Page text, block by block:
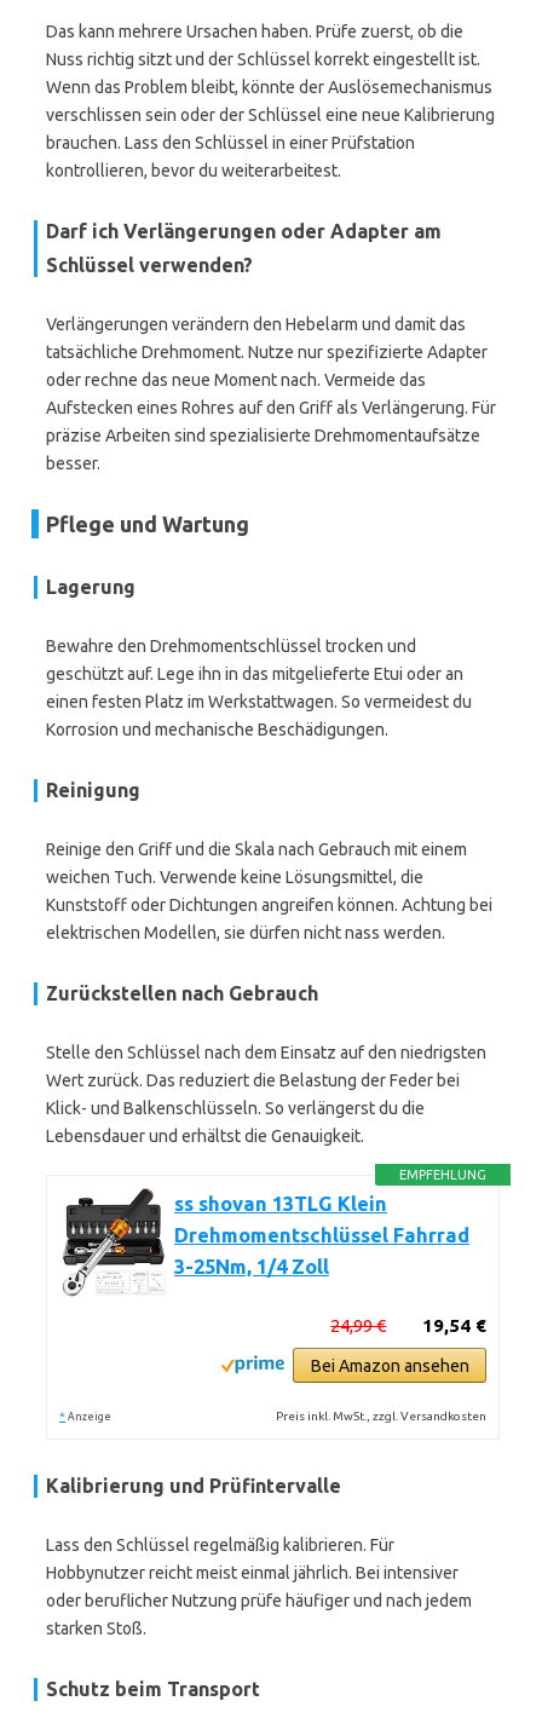
Das kann mehrere Ursachen haben. Prüfe zuerst, ob die
Nuss richtig sitzt und der Schlüssel korrekt eingestellt ist.
Wenn das Problem bleibt, könnte der Auslösemechanismus
verschlissen sein oder der Schlüssel eine neue Kalibrierung
brauchen. Lass den Schlüssel in einer Prüfstation
kontrollieren, bevor du weiterarbeitest.
Darf ich Verlängerungen oder Adapter am
Schlüssel verwenden?
Verlängerungen verändern den Hebelarm und damit das
tatsächliche Drehmoment. Nutze nur spezifizierte Adapter
oder rechne das neue Moment nach. Vermeide das
Aufstecken eines Rohres auf den Griff als Verlängerung. Für
präzise Arbeiten sind spezialisierte Drehmomentaufsätze
besser.
Pflege und Wartung
Lagerung
Bewahre den Drehmomentschlüssel trocken und
geschützt auf. Lege ihn in das mitgelieferte Etui oder an
einen festen Platz im Werkstattwagen. So vermeidest du
Korrosion und mechanische Beschädigungen.
Reinigung
Reinige den Griff und die Skala nach Gebrauch mit einem
weichen Tuch. Verwende keine Lösungsmittel, die
Kunststoff oder Dichtungen angreifen können. Achtung bei
elektrischen Modellen, sie dürfen nicht nass werden.
Zurückstellen nach Gebrauch
Stelle den Schlüssel nach dem Einsatz auf den niedrigsten
Wert zurück. Das reduziert die Belastung der Feder bei
Klick- und Balkenschlüsseln. So verlängerst du die
Lebensdauer und erhältst die Genauigkeit.
EMPFEHLUNG
ss shovan 13TLG Klein
Drehmomentschlüssel Fahrrad
3-25Nm, 1/4 Zoll
19,54 €
24,99 €
Bei Amazon ansehen
* Anzeige Preis inkl. MwSt., zzgl. Versandkosten
Kalibrierung und Prüfintervalle
Lass den Schlüssel regelmäßig kalibrieren. Für
Hobbynutzer reicht meist einmal jährlich. Bei intensiver
oder beruflicher Nutzung prüfe häufiger und nach jedem
starken Stoß.
Schutz beim Transport